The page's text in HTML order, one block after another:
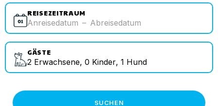
REISEZEITRAUM
Anreisedatum – Abreisedatum
GÄSTE
2 Erwachsene, 0 Kinder, 1 Hund
SUCHEN